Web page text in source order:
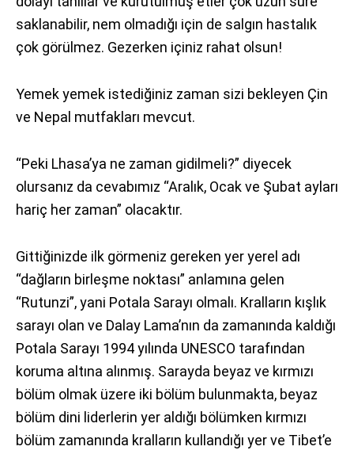
saklanabilir, nem olmadığı için de salgın hastalık
çok görülmez. Gezerken içiniz rahat olsun!
Yemek yemek istediğiniz zaman sizi bekleyen Çin
ve Nepal mutfakları mevcut.
“Peki Lhasa’ya ne zaman gidilmeli?” diyecek
olursanız da cevabımız “Aralık, Ocak ve Şubat ayları
hariç her zaman” olacaktır.
Gittiğinizde ilk görmeniz gereken yer yerel adı
“dağların birleşme noktası” anlamına gelen
“Rutunzi”, yani Potala Sarayı olmalı. Kralların kışlık
sarayı olan ve Dalay Lama’nın da zamanında kaldığı
Potala Sarayı 1994 yılında UNESCO tarafından
koruma altına alınmış. Sarayda beyaz ve kırmızı
bölüm olmak üzere iki bölüm bulunmakta, beyaz
bölüm dini liderlerin yer aldığı bölümken kırmızı
bölüm zamanında kralların kullandığı yer ve Tibet’e